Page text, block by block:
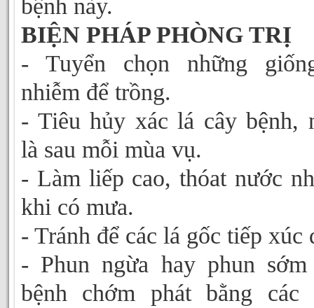
bệnh này.
BIỆN PHÁP PHÒNG TRỊ
- Tuyển chọn những
nhiễm để trồng.
- Tiêu hủy xác lá cây bệnh,
là sau mỗi mùa vụ.
- Làm liếp cao, thóat nước
khi có mưa.
- Tránh để các lá gốc tiếp xúc
- Phun ngừa hay phun
bệnh chớm phát bằng các